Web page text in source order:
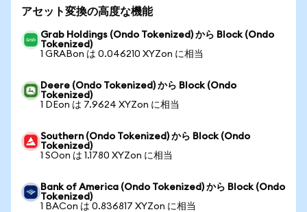
アセット変換の高度な機能
Grab Holdings (Ondo Tokenized) から Block (Ondo
Tokenized)
1 GRABon は 0.046210 XYZon に相当
Deere (Ondo Tokenized) から Block (Ondo
Tokenized)
1 DEon は 7.9624 XYZon に相当
Southern (Ondo Tokenized) から Block (Ondo
Tokenized)
1 SOon は 1.1780 XYZon に相当
Bank of America (Ondo Tokenized) から Block (Ondo
Tokenized)
1 BACon は 0.836817 XYZon に相当